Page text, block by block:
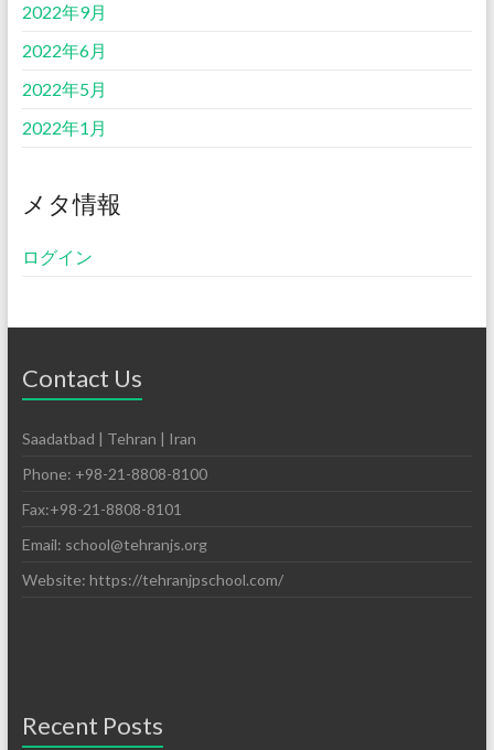
2022年9月
2022年6月
2022年5月
2022年1月
メタ情報
ログイン
Contact Us
Saadatbad | Tehran | Iran
Phone: +98-21-8808-8100
Fax:+98-21-8808-8101
Email: school@tehranjs.org
Website: https://tehranjpschool.com/
Recent Posts